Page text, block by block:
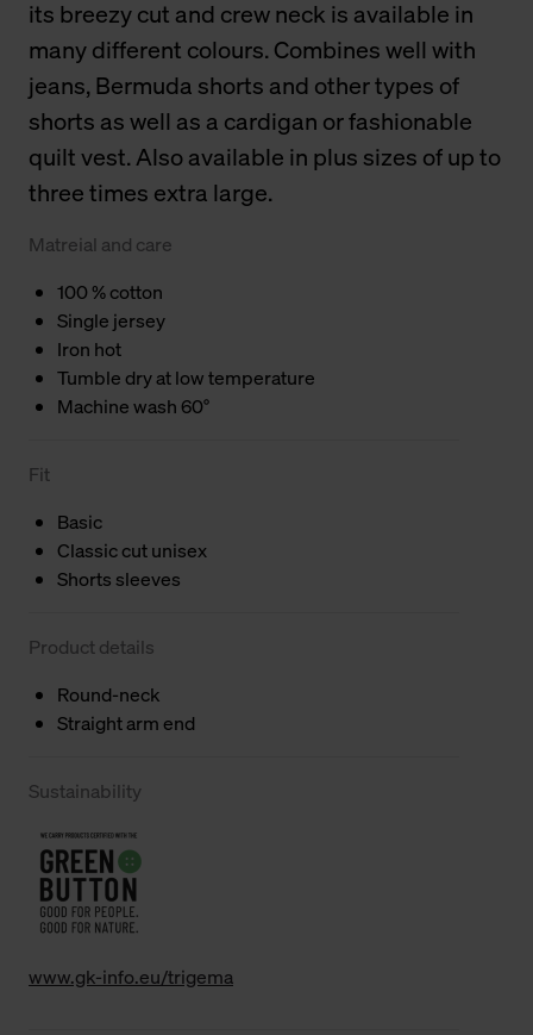
its breezy cut and crew neck is available in
many different colours. Combines well with
jeans, Bermuda shorts and other types of
shorts as well as a cardigan or fashionable
quilt vest. Also available in plus sizes of up to
three times extra large.
Matreial and care
100 % cotton
Single jersey
Iron hot
Tumble dry at low temperature
Machine wash 60°
Fit
Basic
Classic cut unisex
Shorts sleeves
Product details
Round-neck
Straight arm end
Sustainability
www.gk-info.eu/trigema